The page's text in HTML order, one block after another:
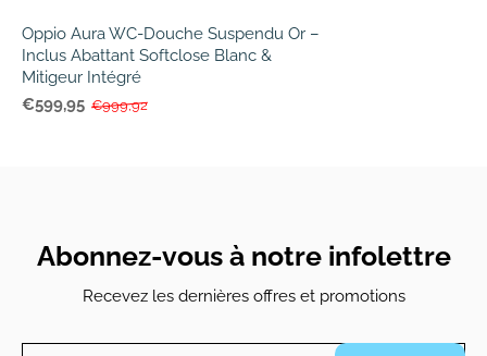
Oppio Aura WC-Douche Suspendu Or –
Inclus Abattant Softclose Blanc &
Mitigeur Intégré
€599,95 €999,92
Abonnez-vous à notre infolettre
Recevez les dernières offres et promotions